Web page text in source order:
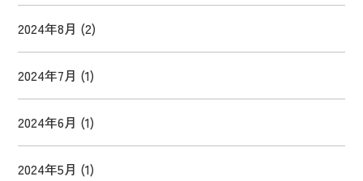
2024年8月 (2)
2024年7月 (1)
2024年6月 (1)
2024年5月 (1)